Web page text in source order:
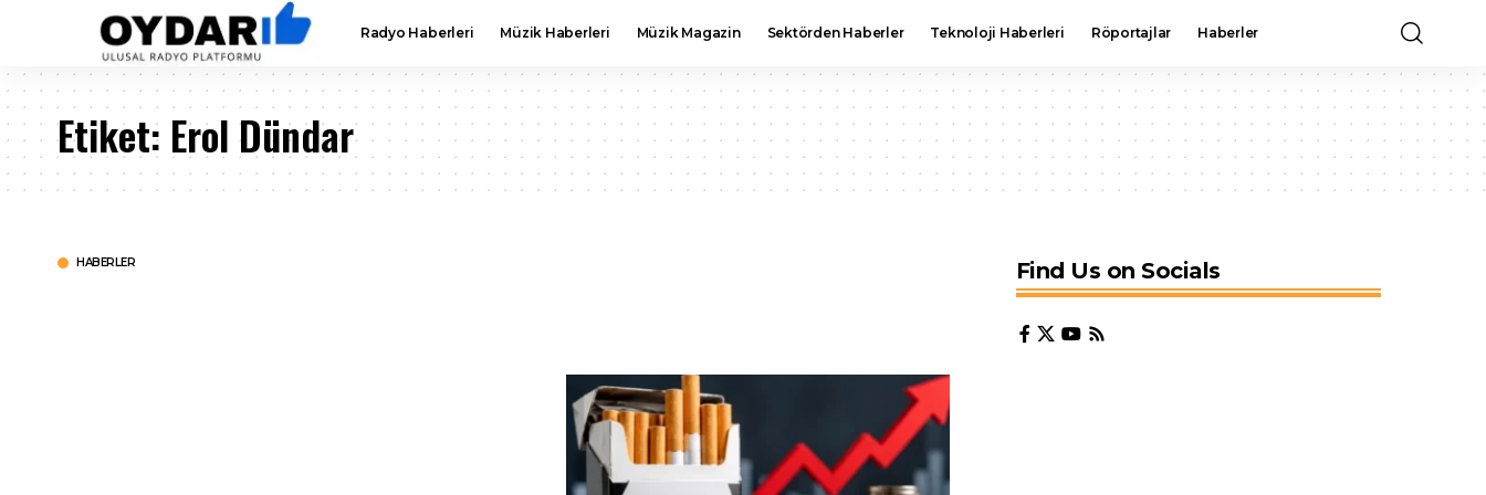
Radyo Haberleri Müzik Haberleri Müzik Magazin Sektörden Haberler Teknoloji Haberleri Röportajlar Haberler
Etiket: Erol Dündar
HABERLER Find Us on Socials